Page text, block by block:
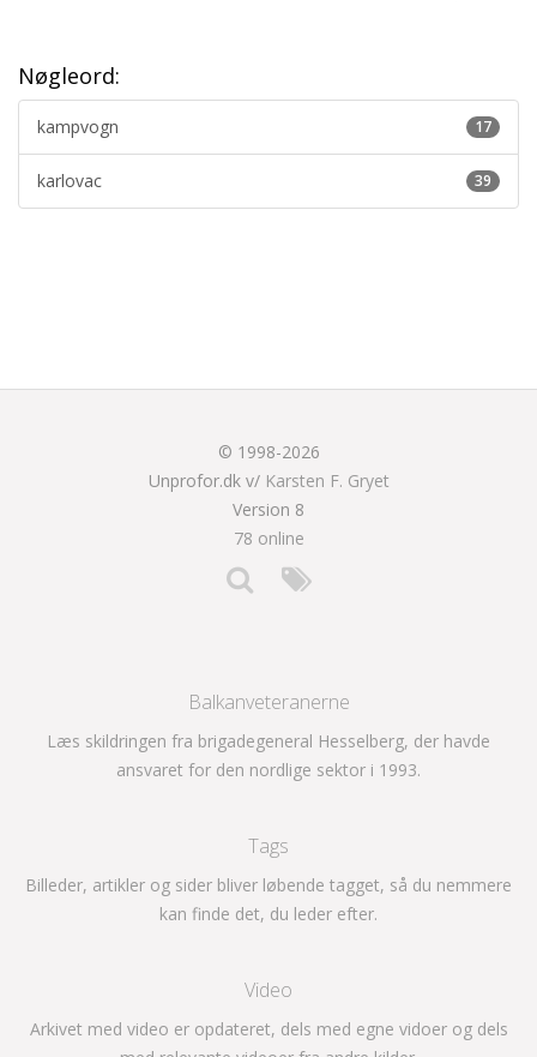
Nøgleord:
17
kampvogn
39
karlovac
© 1998-2026
Unprofor.dk v/ Karsten F. Gryet
Version 8
78 online
Balkanveteranerne
Læs skildringen fra brigadegeneral Hesselberg, der havde
ansvaret for den nordlige sektor i 1993.
Tags
Billeder, artikler og sider bliver løbende tagget, så du nemmere
kan finde det, du leder efter.
Video
Arkivet med video er opdateret, dels med egne vidoer og dels